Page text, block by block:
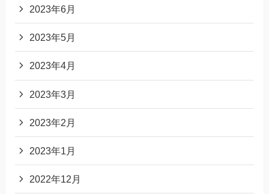
2023年6月
2023年5月
2023年4月
2023年3月
2023年2月
2023年1月
2022年12月